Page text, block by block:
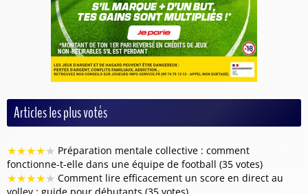
Articles les plus votés
★★★★★ Préparation mentale collective : comment
fonctionne-t-elle dans une équipe de football (35 votes)
★★★★★ Comment lire efficacement un score en direct au